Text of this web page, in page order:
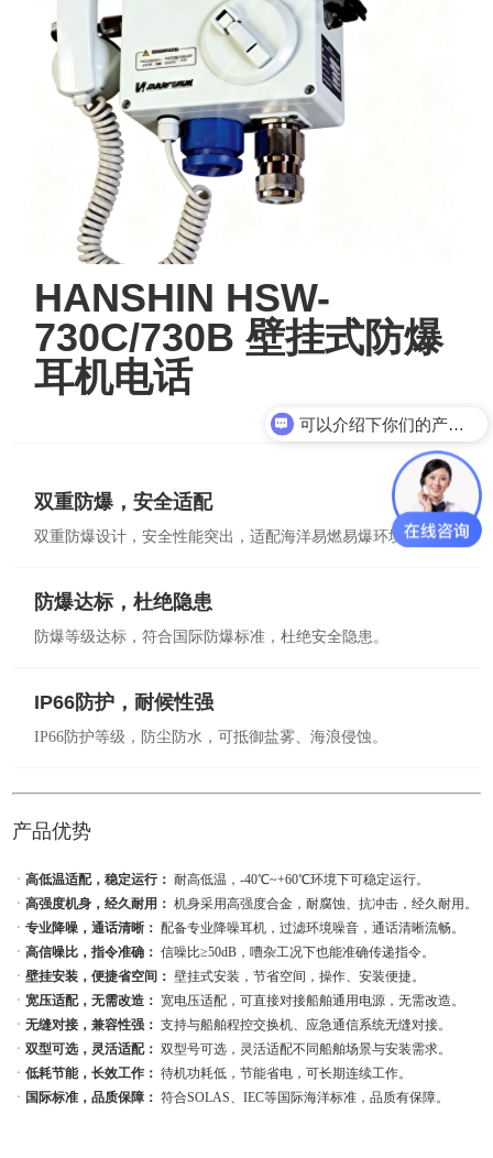
HANSHIN HSW-
730C/730B 壁挂式防爆
耳机电话
双重防爆，安全适配
双重防爆设计，安全性能突出，适配海洋易燃易爆环境。
防爆达标，杜绝隐患
防爆等级达标，符合国际防爆标准，杜绝安全隐患。
IP66防护，耐候性强
IP66防护等级，防尘防水，可抵御盐雾、海浪侵蚀。
产品优势
ㆍ高低温适配，稳定运行： 耐高低温，-40℃~+60℃环境下可稳定运行。
ㆍ高强度机身，经久耐用： 机身采用高强度合金，耐腐蚀、抗冲击，经久耐用。
ㆍ专业降噪，通话清晰： 配备专业降噪耳机，过滤环境噪音，通话清晰流畅。
ㆍ高信噪比，指令准确： 信噪比≥50dB，嘈杂工况下也能准确传递指令。
ㆍ壁挂安装，便捷省空间： 壁挂式安装，节省空间，操作、安装便捷。
ㆍ宽压适配，无需改造： 宽电压适配，可直接对接船舶通用电源，无需改造。
ㆍ无缝对接，兼容性强： 支持与船舶程控交换机、应急通信系统无缝对接。
ㆍ双型可选，灵活适配： 双型号可选，灵活适配不同船舶场景与安装需求。
ㆍ低耗节能，长效工作： 待机功耗低，节能省电，可长期连续工作。
ㆍ 国际标准，品质保障： 符合SOLAS、IEC等国际海洋标准，品质有保障。
可以介绍下你们的产品么？